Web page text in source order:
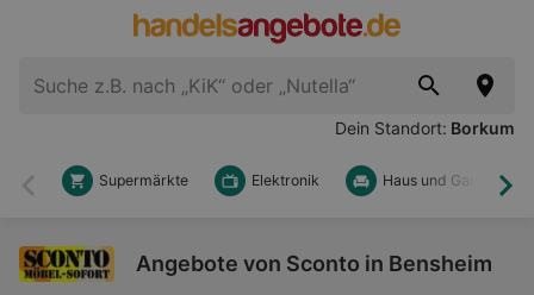
Dein Standort: Borkum
Zurück
Supermärkte Elektronik Haus und Garten
Angebote von Sconto in Bensheim